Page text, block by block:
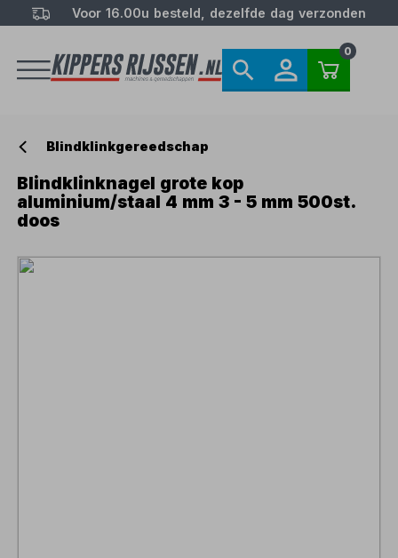
Voor 16.00u besteld, dezelfde dag verzonden
0
Blindklinkgereedschap
Blindklinknagel grote kop
aluminium/staal 4 mm 3 - 5 mm 500st.
doos